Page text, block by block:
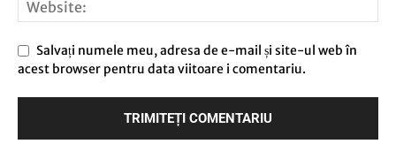
Salvați numele meu, adresa de e-mail și site-ul web în
acest browser pentru data viitoare i comentariu.